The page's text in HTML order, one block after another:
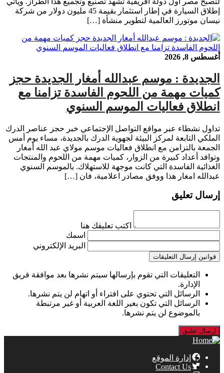
إطلاق السيارة في إطار استثمار بقيمة 45 مليون دولار من شركة
نيسان موتورز العالمية لتطوير منشأة […]
أغسطس 8, 2026
الجديدة : موسم عبدالله أمغار الجديدة حجز
كميات مهمة من اللحوم الفاسدة تزامنا مع
انطلاق فعاليات الموسم السنوي
تداول نشطاء عبر مواقع التواصل الإجتماعي خبر حجز عناصر الدرك
الملكي التابعة لمركز البيئة لجهوية الدرك بالجديدة، مساء يوم أمس
الجمعة بالتزامن مع انطلاق فعاليات موسم مولاي عبد الله أمغار
وتوافد أعداد كبيرة من الزوار، كميات مهمة من اللحوم والمنتجات
الغذائية الفاسدة التي كانت موجهة للاستهلاك. بالموسم السنوي
عبدالله امغار هذا ووفق مصادر اعلامية، فان […]
إرسال تعليق
اكتب تعليقك هنا
اسمك
البريد الإلكتروني
قوانين إرسال التعليقات
التعليقات التي تقوم بإرسالها سيتم نشرها بعد موافقة فريق
الإدارة.
الرسائل التي تحتوي على افتراء أو اتهام لن يتم نشرها.
الرسائل التي تكون بغير اللغة العربية أو غير مرتبطة
بالموضوع لن يتم نشرها.
إدارة الموقع
Contact Us